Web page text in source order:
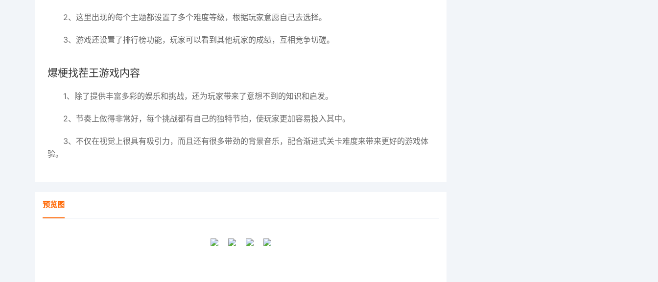
2、这里出现的每个主题都设置了多个难度等级，根据玩家意愿自己去选择。
3、游戏还设置了排行榜功能，玩家可以看到其他玩家的成绩，互相竞争切磋。
爆梗找茬王游戏内容
1、除了提供丰富多彩的娱乐和挑战，还为玩家带来了意想不到的知识和启发。
2、节奏上做得非常好，每个挑战都有自己的独特节拍，使玩家更加容易投入其中。
3、不仅在视觉上很具有吸引力，而且还有很多带劲的背景音乐，配合渐进式关卡难度来带来更好的游戏体
验。
预览图